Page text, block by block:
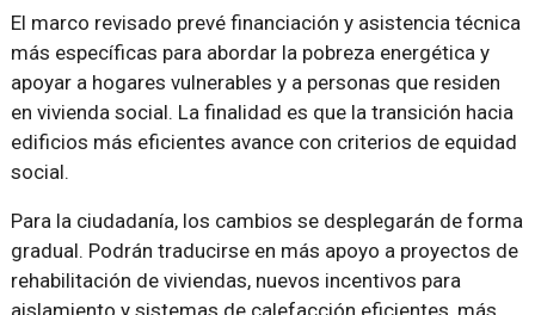
El marco revisado prevé financiación y asistencia técnica
más específicas para abordar la pobreza energética y
apoyar a hogares vulnerables y a personas que residen
en vivienda social. La finalidad es que la transición hacia
edificios más eficientes avance con criterios de equidad
social.
Para la ciudadanía, los cambios se desplegarán de forma
gradual. Podrán traducirse en más apoyo a proyectos de
rehabilitación de viviendas, nuevos incentivos para
aislamiento y sistemas de calefacción eficientes, más